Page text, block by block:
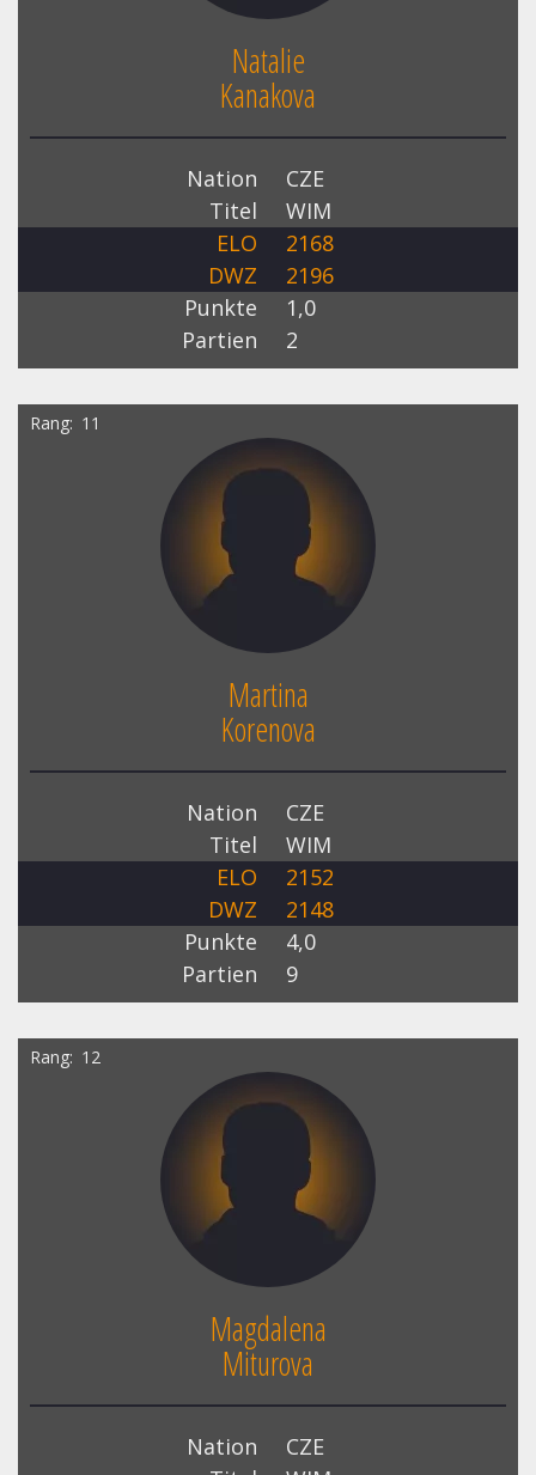
Natalie
Kanakova
Nation
CZE
Titel
WIM
ELO
2168
DWZ
2196
Punkte
1,0
Partien
2
Rang 11
Martina
Korenova
Nation
CZE
Titel
WIM
ELO
2152
DWZ
2148
Punkte
4,0
Partien
9
Rang 12
Magdalena
Miturova
Nation
CZE